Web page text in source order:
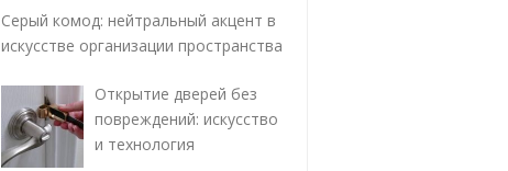
Серый комод: нейтральный акцент в
искусстве организации пространства
Открытие дверей без
повреждений: искусство
и технология